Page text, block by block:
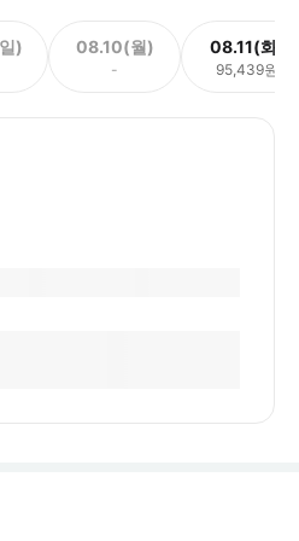
) 08.10(월)
-
08.11(화)
95,439원